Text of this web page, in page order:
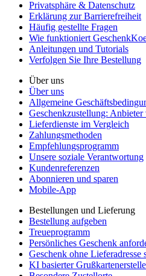
Privatsphäre & Datenschutz
Erklärung zur Barrierefreiheit
Häufig gestellte Fragen
Wie funktioniert
Anleitungen und Tutorials
Verfolgen Sie Ihre Bestellung
Über uns
Über uns
Allgemeine
Geschenkzustellung: Anbieter
Lieferdienste im Vergleich
Zahlungsmethoden
Empfehlungsprogramm
Unsere soziale Verantwortung
Kundenreferenzen
Abonnieren und sparen
Mobile-App
Bestellungen und Lieferung
Bestellung aufgeben
Treueprogramm
Persönliches Geschenk
Geschenk ohne Lieferadresse
KI basierter